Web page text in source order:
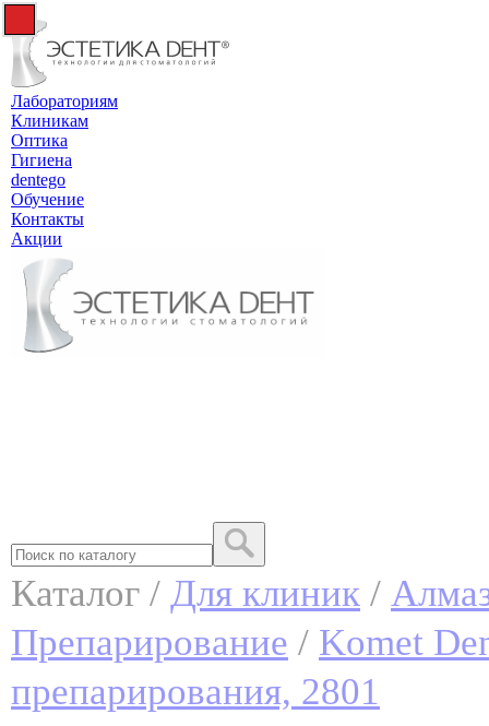
Лабораториям
Клиникам
Оптика
Гигиена
dentego
Обучение
Контакты
Акции
Каталог / Для клиник /
Препарирование / Komet
препарирования, 2801